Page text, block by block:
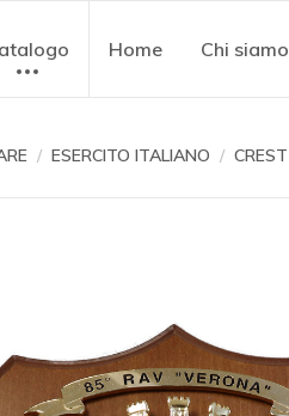
Home Chi siamo
ESERCITO ITALIANO CREST